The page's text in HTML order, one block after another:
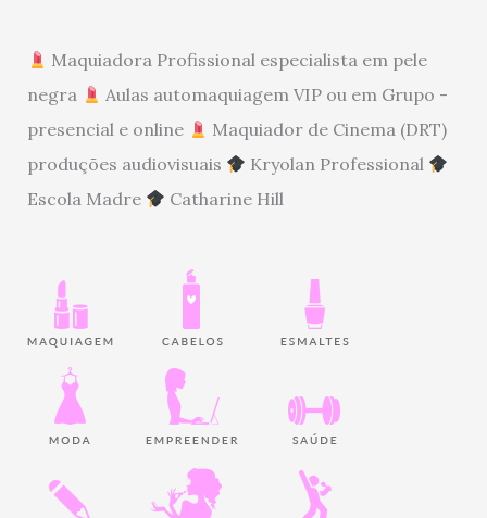
Maquiadora Profissional especialista em pele
negra
Aulas automaquiagem VIP ou em Grupo -
presencial e online
Maquiador de Cinema (DRT)
produções audiovisuais
Kryolan Professional
Escola Madre
Catharine Hill